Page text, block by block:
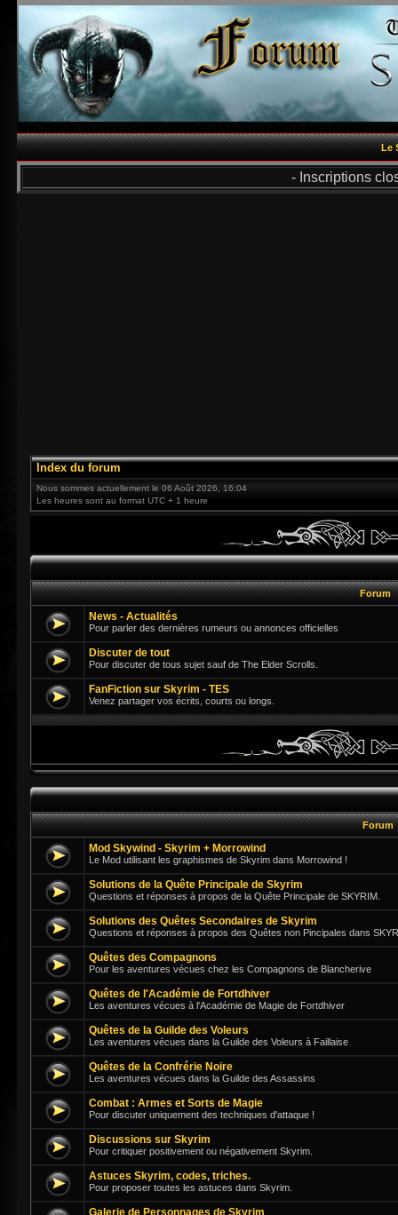
Le
- Inscriptions
Index du forum
Nous sommes actuellement le 06 Août 2026, 16:04
Les heures sont au format UTC + 1 heure
Forum
News - Actualités
Pour parler des dernières rumeurs ou annonces officielles
Discuter de tout
Pour discuter de tous sujet sauf de The Elder Scrolls.
FanFiction sur Skyrim - TES
Venez partager vos écrits, courts ou longs.
Forum
Mod Skywind - Skyrim + Morrowind
Le Mod utilisant les graphismes de Skyrim dans Morrowind !
Solutions de la Quête Principale de Skyrim
Questions et réponses à propos de la Quête Principale de SKYRIM.
Solutions des Quêtes Secondaires de Skyrim
Questions et réponses à propos des Quêtes non Pincipales dans
Quêtes des Compagnons
Pour les aventures vécues chez les Compagnons de Blancherive
Quêtes de l'Académie de Fortdhiver
Les aventures vécues à l'Académie de Magie de Fortdhiver
Quêtes de la Guilde des Voleurs
Les aventures vécues dans la Guilde des Voleurs à Faillaise
Quêtes de la Confrérie Noire
Les aventures vécues dans la Guilde des Assassins
Combat : Armes et Sorts de Magie
Pour discuter uniquement des techniques d'attaque !
Discussions sur Skyrim
Pour critiquer positivement ou négativement Skyrim.
Astuces Skyrim, codes, triches.
Pour proposer toutes les astuces dans Skyrim.
Galerie de Personnages de Skyrim